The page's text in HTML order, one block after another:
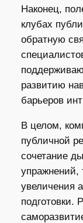
Наконец,
клубах
обратную
развитию
барьеров
В целом,
публичной
сочетание
упражнений,
увеличения
подготовки.